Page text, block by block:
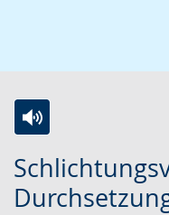
u
r
k
i
n